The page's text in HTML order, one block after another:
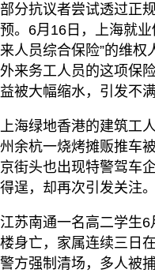
部分抗议者尝试透过正
预。6月16日，上海就
来人员综合保险”的维权
外来务工人员的这项保
益被大幅缩水，引发不满
上海绿地香港的建筑工
州余杭一烧烤摊贩推车
京街头也出现特警驾车
得逞，却再次引发关注。
江苏南通一名高二学生
楼身亡，家属连续三日
警方强制清场，多人被